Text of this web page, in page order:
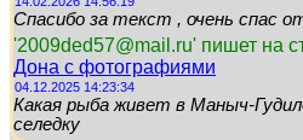
Спасибо за текст , очень спас
'2009ded57@mail.ru' пишет на
Дона с фотографиями
04.12.2025 14:23:34
Какая рыба живет в Маныч-
селедку